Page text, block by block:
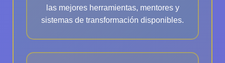
las mejores herramientas, mentores y
sistemas de transformación disponibles.